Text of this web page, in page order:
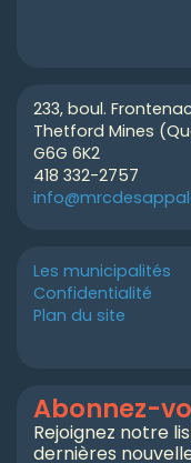
233, boul.
Thetford Mines
G6G 6K2
418 332-2757
Les municipalités
Confidentialité
Plan du site
Abonnez-
Rejoignez notre
dernières